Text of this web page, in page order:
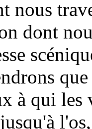
nous
dont
à qui les